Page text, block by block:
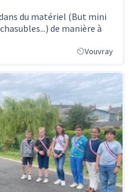
du matériel (But mini
de manière à
Vouvray